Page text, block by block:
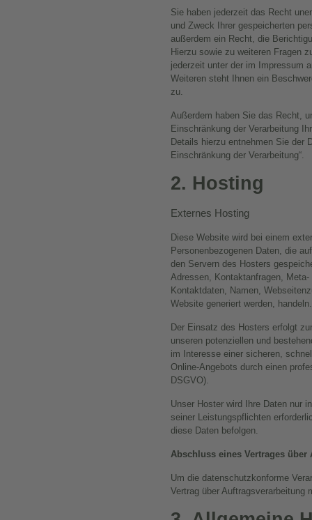
Sie haben jederzeit das Recht
und Zweck Ihrer gespeicherten
außerdem ein Recht, die
Hierzu sowie zu weiteren Fragen
jederzeit unter der im Impressum
Weiteren steht Ihnen ein
zu.
Außerdem haben Sie das Recht,
Einschränkung der Verarbeitung
Details hierzu entnehmen Sie der
Einschränkung der Verarbeitung“.
2. Hosting
Externes Hosting
Diese Website wird bei einem
Personenbezogenen Daten, die
den Servern des Hosters
Adressen, Kontaktanfragen,
Kontaktdaten, Namen,
Website generiert werden, handeln.
Der Einsatz des Hosters erfolgt
unseren potenziellen und
im Interesse einer sicheren,
Online-Angebots durch einen
DSGVO).
Unser Hoster wird Ihre Daten nur
seiner Leistungspflichten
diese Daten befolgen.
Abschluss eines Vertrages über
Um die datenschutzkonforme
Vertrag über Auftragsverarbeitung